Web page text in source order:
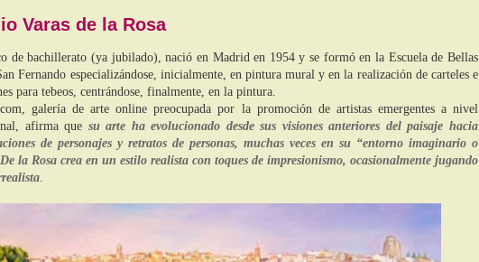
Varas de la Rosa
de bachillerato (ya jubilado), nació en Madrid en 1954 y se formó en la Escuela de Bellas
Fernando especializándose, inicialmente, en pintura mural y en la realización de carteles e
para tebeos, centrándose, finalmente, en la pintura.
galería de arte online preocupada por la promoción de artistas emergentes a nivel
afirma que su arte ha evolucionado desde sus visiones anteriores del paisaje hacia
de personajes y retratos de personas, muchas veces en su “entorno imaginario o
la Rosa crea en un estilo realista con toques de impresionismo, ocasionalmente jugando
.